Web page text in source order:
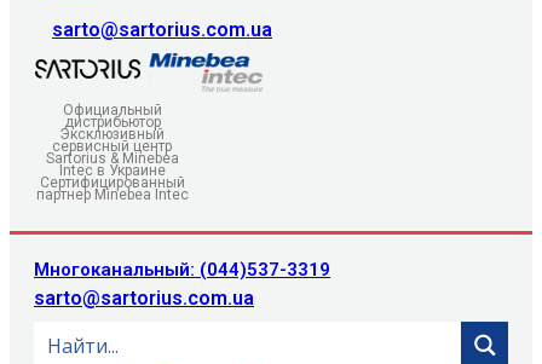
sarto@sartorius.com.ua
Официальный
дистрибьютор
Эксклюзивный
сервисный центр
Sartorius & Minebea
Intec в Украине
Сертифицированный
партнер Minebea Intec
Многоканальный: (044)537-3319
sarto@sartorius.com.ua